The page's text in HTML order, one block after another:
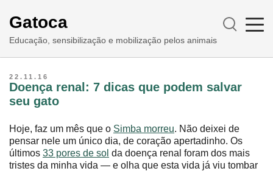
Gatoca
Educação, sensibilização e mobilização pelos animais
22.11.16
Doença renal: 7 dicas que podem salvar
seu gato
Hoje, faz um mês que o Simba morreu. Não deixei de
pensar nele um único dia, de coração apertadinho. Os
últimos 33 pores de sol da doença renal foram dos mais
tristes da minha vida ― e olha que esta vida já viu tombar